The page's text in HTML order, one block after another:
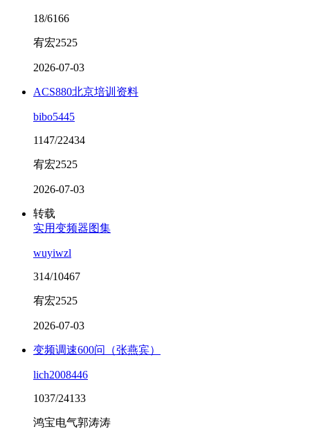
18/6166
宥宏2525
2026-07-03
ACS880北京培训资料
bibo5445
1147/22434
宥宏2525
2026-07-03
转载
实用变频器图集
wuyiwzl
314/10467
宥宏2525
2026-07-03
变频调速600问（张燕宾）
lich2008446
1037/24133
鸿宝电气郭涛涛